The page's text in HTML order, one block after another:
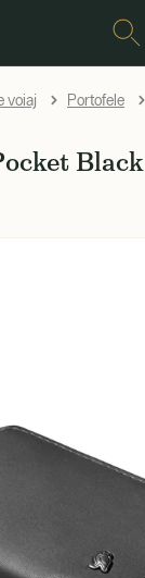
voiaj Portofele
Black